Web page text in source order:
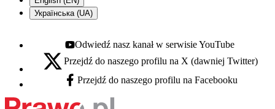
Українська (UA)
Youtube - otwiera się w nowej karcie
Odwiedź nasz kanał w serwisie YouTube
X - otwiera się w nowej karcie
Przejdź do naszego profilu na X (dawniej Twitter)
Facebook - otwiera się w nowej karcie
Przejdź do naszego profilu na Facebooku